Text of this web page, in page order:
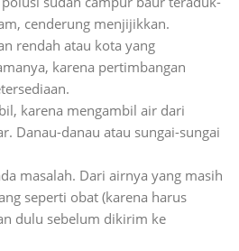
cenderung menjijikkan.
rendah atau kota yang
karena pertimbangan
karena mengambil air dari
Danau-danau atau sungai-sungai
masalah. Dari airnya yang masih
seperti obat (karena harus
dulu sebelum dikirim ke